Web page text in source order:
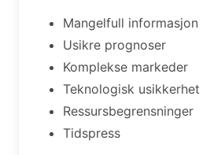
Mangelfull informasjon
Usikre prognoser
Komplekse markeder
Teknologisk usikkerhet
Ressursbegrensninger
Tidspress